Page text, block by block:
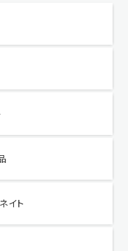
イト